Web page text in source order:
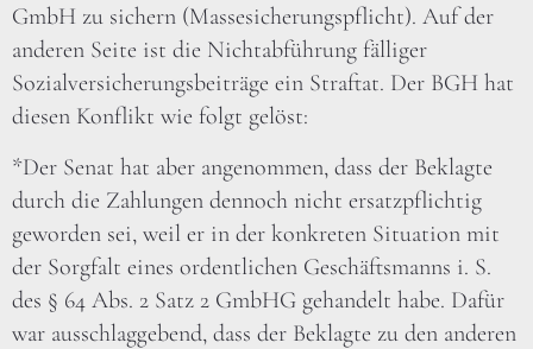
GmbH zu sichern (Massesicherungspflicht). Auf der
anderen Seite ist die Nichtabführung fälliger
Sozialversicherungsbeiträge ein Straftat. Der BGH hat
diesen Konflikt wie folgt gelöst:
*Der Senat hat aber angenommen, dass der Beklagte
durch die Zahlungen dennoch nicht ersatzpflichtig
geworden sei, weil er in der konkreten Situation mit
der Sorgfalt eines ordentlichen Geschäftsmanns i. S.
des § 64 Abs. 2 Satz 2 GmbHG gehandelt habe. Dafür
war ausschlaggebend, dass der Beklagte zu den anderen